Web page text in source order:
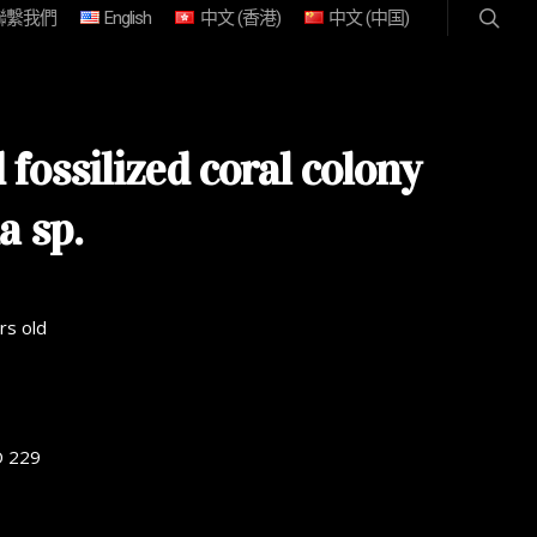
繫我們 English 中文 (香港) 中文 (中国)
coral colony
sp.
old
229